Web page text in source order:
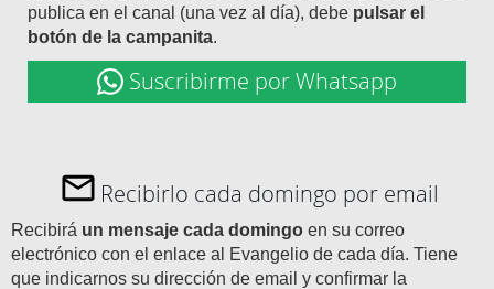
publica en el canal (una vez al día), debe pulsar el
botón de la campanita.
Suscribirme por Whatsapp
Recibirlo cada domingo por email
Recibirá un mensaje cada domingo en su correo
electrónico con el enlace al Evangelio de cada día. Tiene
que indicarnos su dirección de email y confirmar la